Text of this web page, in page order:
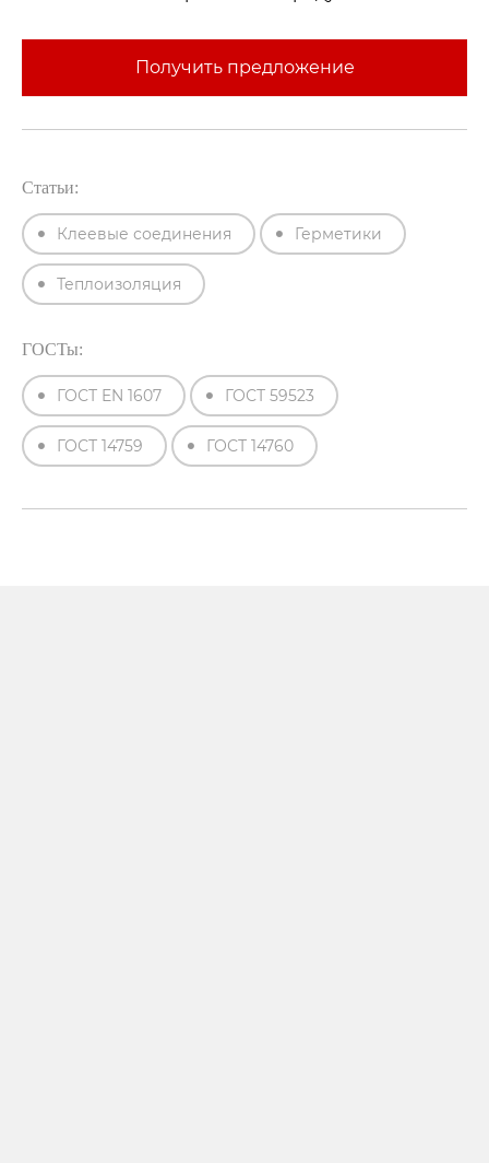
Статьи:
Клеевые соединения Герметики
Теплоизоляция
ГОСТы:
ГОСТ EN 1607 ГОСТ 59523
ГОСТ 14759 ГОСТ 14760
Получить предложение